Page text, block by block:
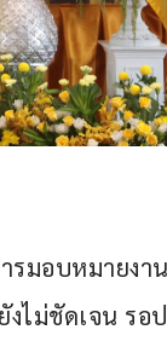
รมอบหมายงา
ไม่ชัดเจน รอ